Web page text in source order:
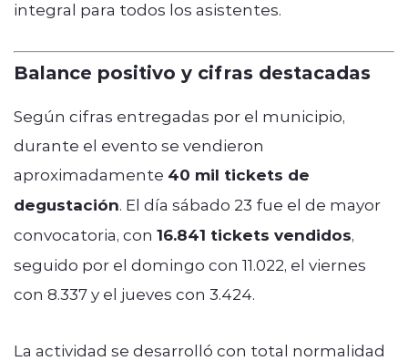
integral para todos los asistentes.
Balance positivo y cifras destacadas
Según cifras entregadas por el municipio,
durante el evento se vendieron
aproximadamente 40 mil tickets de
degustación. El día sábado 23 fue el de mayor
convocatoria, con 16.841 tickets vendidos,
seguido por el domingo con 11.022, el viernes
con 8.337 y el jueves con 3.424.
La actividad se desarrolló con total normalidad